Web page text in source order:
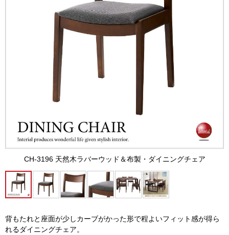
CH-3196 天然木ラバーウッド＆布製・ダイニングチェア
背もたれと座面が少しカーブがかった形で程よいフィット感が得ら
れるダイニングチェア。